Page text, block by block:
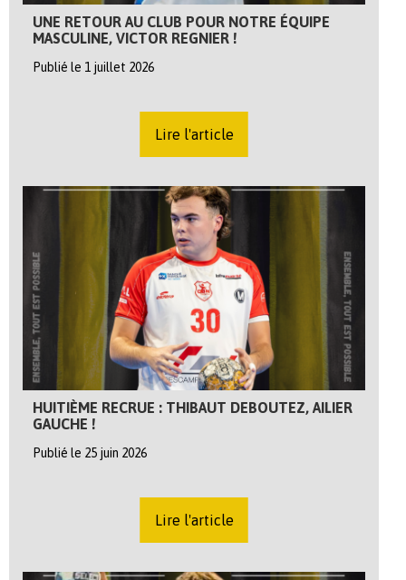
UNE RETOUR AU CLUB POUR NOTRE ÉQUIPE
MASCULINE, VICTOR REGNIER !
Publié le 1 juillet 2026
Lire l'article
HUITIÈME RECRUE : THIBAUT DEBOUTEZ, AILIER
GAUCHE !
Publié le 25 juin 2026
Lire l'article